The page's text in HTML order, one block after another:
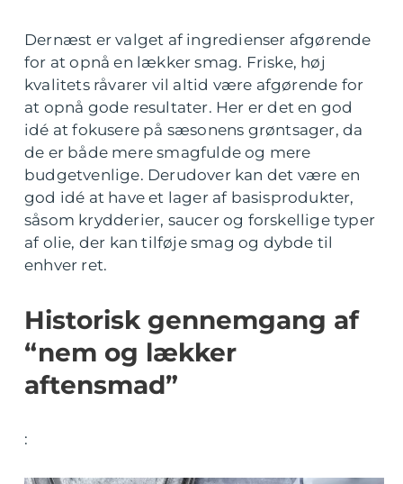
Dernæst er valget af ingredienser afgørende
for at opnå en lækker smag. Friske, høj
kvalitets råvarer vil altid være afgørende for
at opnå gode resultater. Her er det en god
idé at fokusere på sæsonens grøntsager, da
de er både mere smagfulde og mere
budgetvenlige. Derudover kan det være en
god idé at have et lager af basisprodukter,
såsom krydderier, saucer og forskellige typer
af olie, der kan tilføje smag og dybde til
enhver ret.
Historisk gennemgang af
“nem og lækker
aftensmad”
: